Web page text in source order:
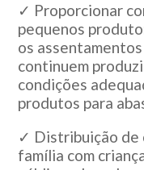
✓ Proporcionar
pequenos
os
continuem
condições
produtos para
✓ Distribuição de
família com